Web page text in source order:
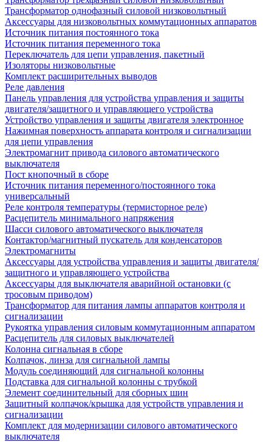
Трансформатор однофазный силовой низковольтный
Аксессуары для низковольтных коммутационных аппаратов
Источник питания постоянного тока
Источник питания переменного тока
Переключатель для цепи управления, пакетный
Изоляторы низковольтные
Комплект расширительных выводов
Реле давления
Панель управления для устройства управления и защиты
двигателя/защитного и управляющего устройства
Устройство управления и защиты двигателя электронное
Нажимная поверхность аппарата контроля и сигнализации
для цепи управления
Электромагнит привода силового автоматического
выключателя
Пост кнопочный в сборе
Источник питания переменного/постоянного тока
универсальный
Реле контроля температуры (термисторное реле)
Расцепитель минимального напряжения
Шасси силового автоматического выключателя
Контактор/магнитный пускатель для конденсаторов
Электромагниты
Аксессуары для устройства управления и защиты двигателя/
защитного и управляющего устройства
Аксессуары для выключателя аварийной остановки (с
тросовым приводом)
Трансформатор для питания лампы аппаратов контроля и
сигнализации
Рукоятка управления силовым коммутационным аппаратом
Расцепитель для силовых выключателей
Колонна сигнальная в сборе
Колпачок, линза для сигнальной лампы
Модуль соединяющий для сигнальной колонны
Подставка для сигнальной колонны с трубкой
Элемент соединительный для сборных шин
Защитный колпачок/крышка для устройств управления и
сигнализации
Комплект для модернизации силового автоматического
выключателя